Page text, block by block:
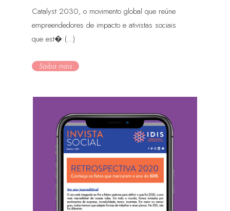
Catalyst 2030, o movimento global que reúne
empreendedores de impacto e ativistas sociais
que est� (...)
Saiba mais